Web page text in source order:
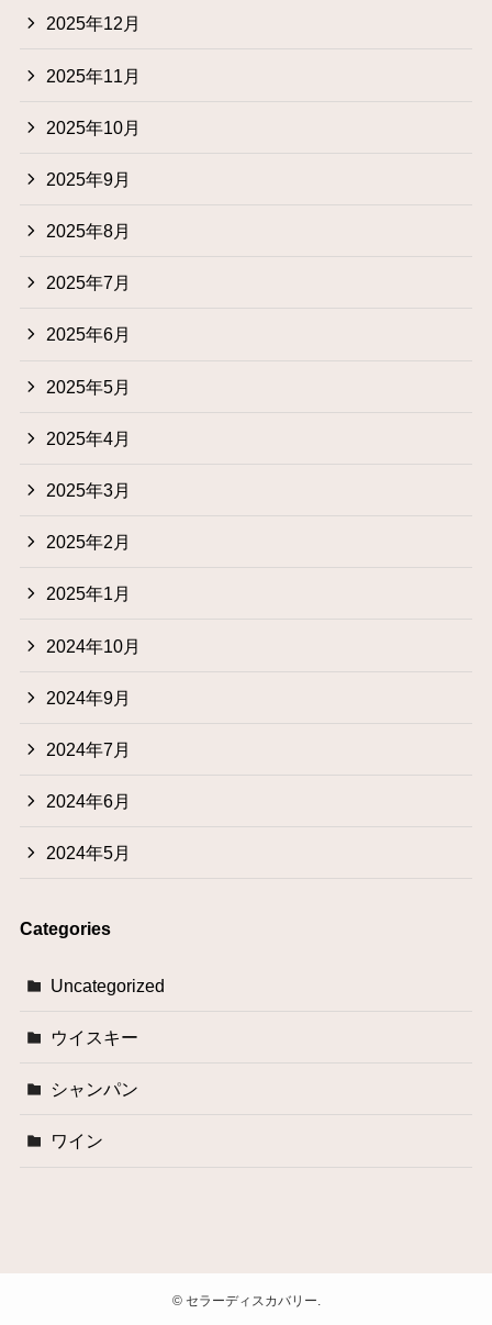
2025年12月
2025年11月
2025年10月
2025年9月
2025年8月
2025年7月
2025年6月
2025年5月
2025年4月
2025年3月
2025年2月
2025年1月
2024年10月
2024年9月
2024年7月
2024年6月
2024年5月
Categories
Uncategorized
ウイスキー
シャンパン
ワイン
©セラーディスカバリー.